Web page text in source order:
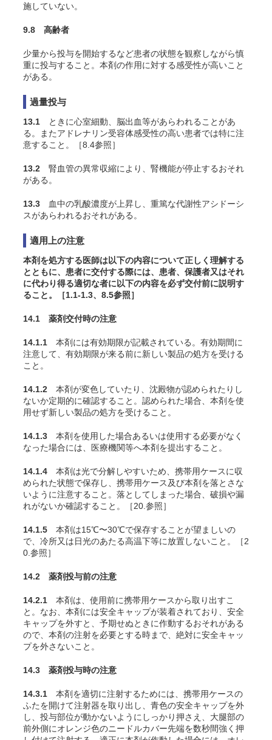
施していない。
9.8 高齢者
少量から投与を開始するなど患者の状態を観察しながら慎
重に投与すること。本剤の作用に対する感受性が高いこと
がある。
過量投与
13.1 ときに心室細動、脳出血等があらわれることがあ
る。またアドレナリン受容体感受性の高い患者では特に注
意すること。［8.4参照］
13.2 腎血管の異常収縮により、腎機能が停止するおそれ
がある。
13.3 血中の乳酸濃度が上昇し、重篤な代謝性アシドーシ
スがあらわれるおそれがある。
適用上の注意
本剤を処方する医師は以下の内容について正しく理解する
とともに、患者に交付する際には、患者、保護者又はそれ
に代わり得る適切な者に以下の内容を必ず交付前に説明す
ること。［1.1-1.3、8.5参照］
14.1 薬剤交付時の注意
14.1.1 本剤には有効期限が記載されている。有効期間に
注意して、有効期限が来る前に新しい製品の処方を受ける
こと。
14.1.2 本剤が変色していたり、沈殿物が認められたりし
ないか定期的に確認すること。認められた場合、本剤を使
用せず新しい製品の処方を受けること。
14.1.3 本剤を使用した場合あるいは使用する必要がなく
なった場合には、医療機関等へ本剤を提出すること。
14.1.4 本剤は光で分解しやすいため、携帯用ケースに収
められた状態で保存し、携帯用ケース及び本剤を落とさな
いように注意すること。落としてしまった場合、破損や漏
れがないか確認すること。［20.参照］
14.1.5 本剤は15℃〜30℃で保存することが望ましいの
で、冷所又は日光のあたる高温下等に放置しないこと。［2
0.参照］
14.2 薬剤投与前の注意
14.2.1 本剤は、使用前に携帯用ケースから取り出すこ
と。なお、本剤には安全キャップが装着されており、安全
キャップを外すと、予期せぬときに作動するおそれがある
ので、本剤の注射を必要とする時まで、絶対に安全キャッ
プを外さないこと。
14.3 薬剤投与時の注意
14.3.1 本剤を適切に注射するためには、携帯用ケースの
ふたを開けて注射器を取り出し、青色の安全キャップを外
し、投与部位が動かないようにしっかり押さえ、大腿部の
前外側にオレンジ色のニードルカバー先端を数秒間強く押